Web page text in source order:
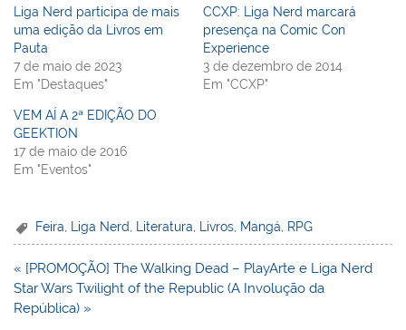
Liga Nerd participa de mais
uma edição da Livros em
Pauta
7 de maio de 2023
Em "Destaques"
CCXP: Liga Nerd marcará
presença na Comic Con
Experience
3 de dezembro de 2014
Em "CCXP"
VEM AÍ A 2ª EDIÇÃO DO
GEEKTION
17 de maio de 2016
Em "Eventos"
Feira Liga Nerd Literatura Livros Mangá RPG
Navegação
de
Post
« [PROMOÇÃO] The Walking Dead – PlayArte e Liga Nerd
Star Wars Twilight of the Republic (A Involução da
República) »